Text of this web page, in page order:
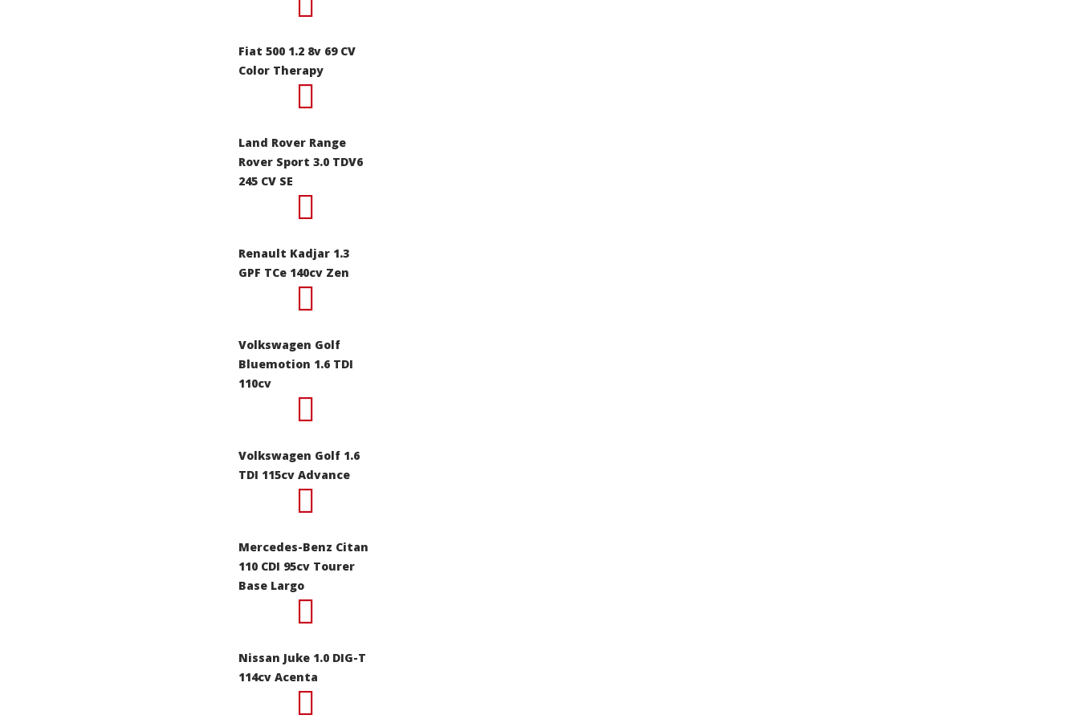
Fiat 500 1.2 8v 69 CV
Color Therapy
Land Rover Range
Rover Sport 3.0 TDV6
245 CV SE
Renault Kadjar 1.3
GPF TCe 140cv Zen
Volkswagen Golf
Bluemotion 1.6 TDI
110cv
Volkswagen Golf 1.6
TDI 115cv Advance
Mercedes-Benz Citan
110 CDI 95cv Tourer
Base Largo
Nissan Juke 1.0 DIG-T
114cv Acenta